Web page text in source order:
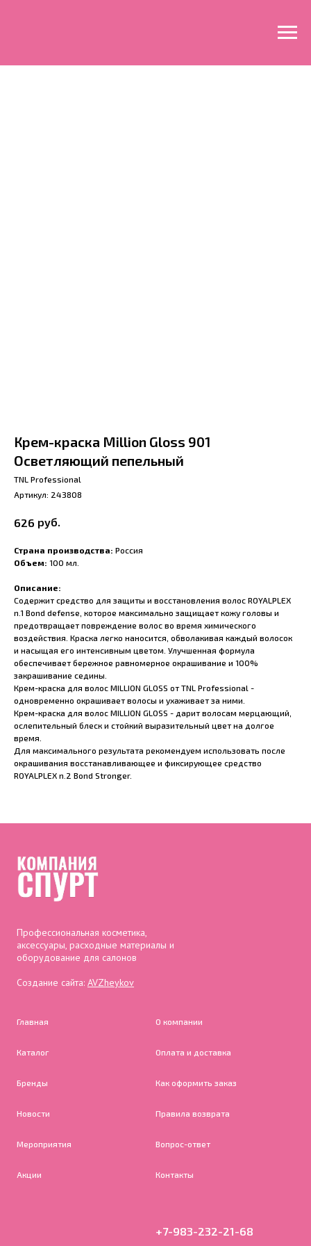
Крем-краска Million Gloss 901
Осветляющий пепельный
TNL Professional
Артикул: 243808
626 руб.
Страна производства: Россия
Объем: 100 мл.
Описание:
Содержит средство для защиты и восстановления волос ROYALPLEX
n.1 Bond defense, которое максимально защищает кожу головы и
предотвращает повреждение волос во время химического
воздействия. Краска легко наносится, обволакивая каждый волосок
и насыщая его интенсивным цветом. Улучшенная формула
обеспечивает бережное равномерное окрашивание и 100%
закрашивание седины.
Крем-краска для волос MILLION GLOSS от TNL Professional -
одновременно окрашивает волосы и ухаживает за ними.
Крем-краска для волос MILLION GLOSS - дарит волосам мерцающий,
ослепительный блеск и стойкий выразительный цвет на долгое
время.
Для максимального результата рекомендуем использовать после
окрашивания восстанавливающее и фиксирующее средство
ROYALPLEX n.2 Bond Stronger.
Профессиональная косметика,
аксессуары, расходные материалы и
оборудование для салонов
Создание сайта: AVZheykov
Главная
Каталог
Бренды
Новости
Мероприятия
Акции
О компании
Оплата и доставка
Как оформить заказ
Правила возврата
Вопрос-ответ
Контакты
+7-983-232-21-68